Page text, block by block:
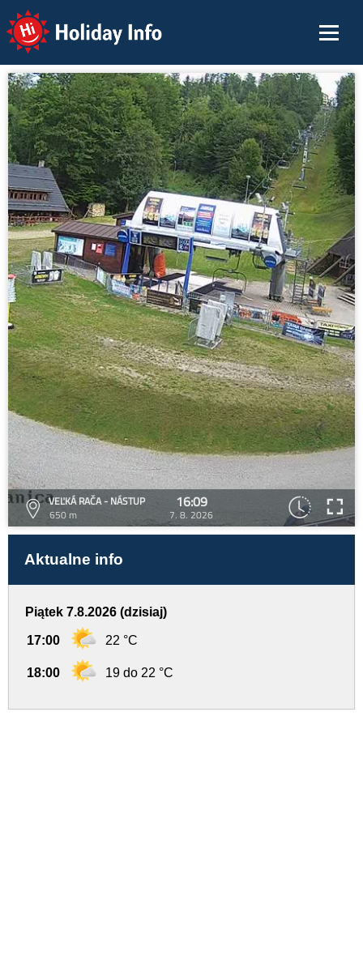
Holiday Info
VEĽKÁ RAČA - NÁSTUP
650 m
16:09
7. 8. 2026
Aktualne info
Piątek 7.8.2026 (dzisiaj)
17:00 22 °C
18:00 19 do 22 °C